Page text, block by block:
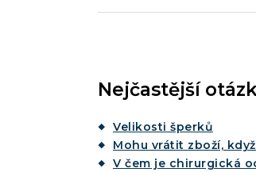
Nejčastější
Velikosti šperků
Mohu vrátit zboží,
V čem je chirurgická